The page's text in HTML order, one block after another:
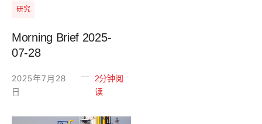
研究
Morning Brief 2025-
07-28
2025年7月28
日
—
2分钟阅
读